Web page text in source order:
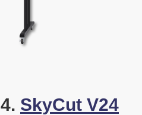
4. SkyCut V24